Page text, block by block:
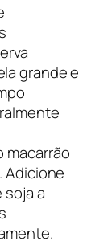
grande e
macarrão
Adicione
soja a